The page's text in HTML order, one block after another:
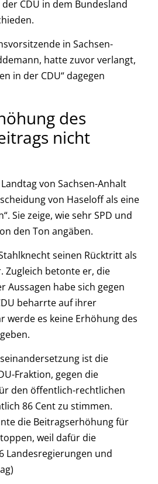
CDU in dem Bundesland
in Sachsen-
hatte zuvor verlangt,
in der CDU“ dagegen
des
nicht
von Sachsen-Anhalt
von Haseloff als eine
Sie zeige, wie sehr SPD und
den Ton angäben.
seinen Rücktritt als
Zugleich betonte er, die
Aussagen habe sich gegen
beharrte auf ihrer
werde es keine Erhöhung des
ist die
Fraktion, gegen die
den öffentlich-rechtlichen
86 Cent zu stimmen.
die Beitragserhöhung für
weil dafür die
Landesregierungen und